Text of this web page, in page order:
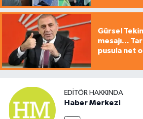
Gürsel
mesajı...
pusula net
EDITÖR HAKKINDA
Haber Merkezi